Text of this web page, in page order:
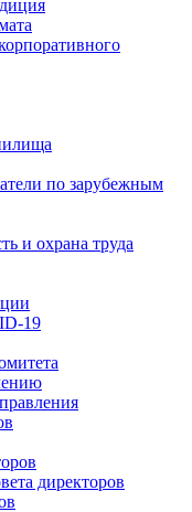
по зарубежным
и охрана труда
директоров